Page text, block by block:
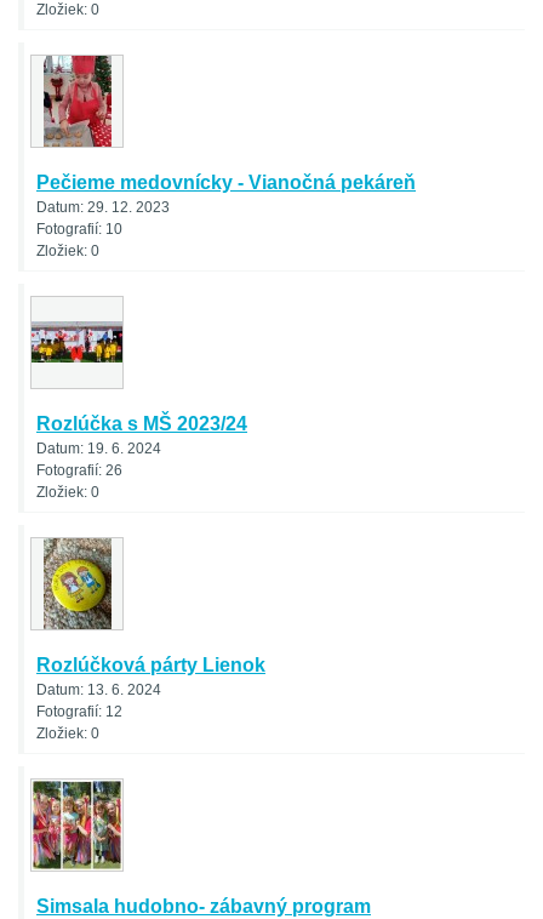
Zložiek: 0
Pečieme medovnícky - Vianočná pekáreň
Datum: 29. 12. 2023
Fotografií: 10
Zložiek: 0
Rozlúčka s MŠ 2023/24
Datum: 19. 6. 2024
Fotografií: 26
Zložiek: 0
Rozlúčková párty Lienok
Datum: 13. 6. 2024
Fotografií: 12
Zložiek: 0
Simsala hudobno- zábavný program